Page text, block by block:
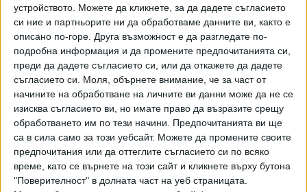
устройството. Можете да кликнете, за да дадете съгласието
си ние и партньорите ни да обработваме данните ви, както е
описано по-горе. Друга възможност е да разгледате по-
подробна информация и да промените предпочитанията си,
преди да дадете съгласието си, или да откажете да дадете
съгласието си.
Моля, обърнете внимание, че за част от
начините на обработване на личните ви данни може да не се
изисква съгласието ви, но имате право да възразите срещу
обработването им по тези начини. Предпочитанията ви ще
са в сила само за този уебсайт. Можете да промените своите
предпочитания или да оттеглите съгласието си по всяко
време, като се върнете на този сайт и кликнете върху бутона
"Поверителност" в долната част на уеб страницата.
Хавайската Богородица заплака с фентанилови сълзи
Видео Разгледай всички